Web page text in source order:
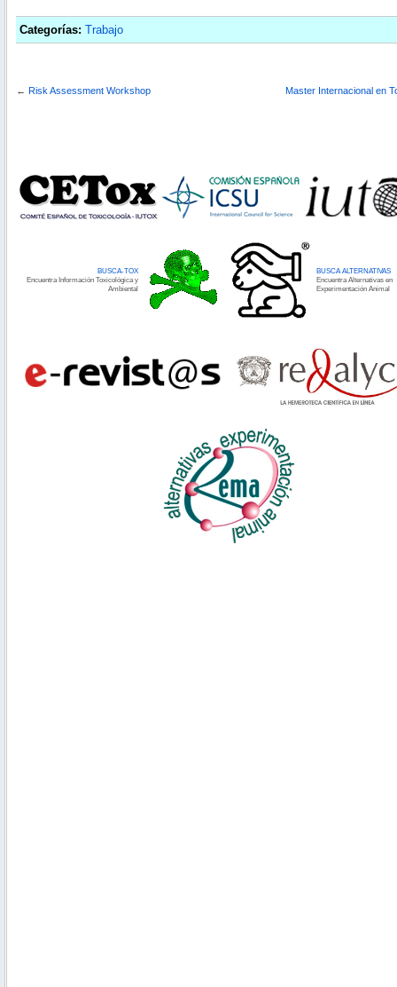
Categorías: Trabajo
← Risk Assessment Workshop Master Internacional en
BUSCA-TOX
Encuentra Información Toxicológica y
Ambiental
BUSCA ALTERNATIVAS
Encuentra Alternativas en
Experimentación Animal